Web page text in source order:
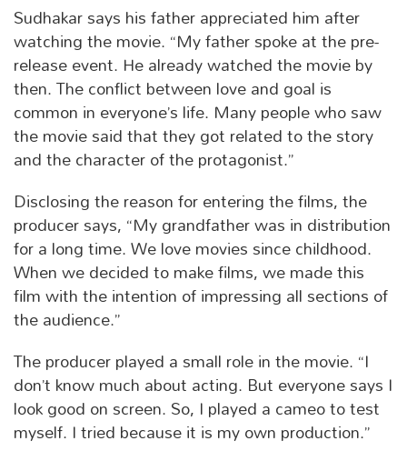
Sudhakar says his father appreciated him after
watching the movie. “My father spoke at the pre-
release event. He already watched the movie by
then. The conflict between love and goal is
common in everyone’s life. Many people who saw
the movie said that they got related to the story
and the character of the protagonist.”
Disclosing the reason for entering the films, the
producer says, “My grandfather was in distribution
for a long time. We love movies since childhood.
When we decided to make films, we made this
film with the intention of impressing all sections of
the audience.”
The producer played a small role in the movie. “I
don’t know much about acting. But everyone says I
look good on screen. So, I played a cameo to test
myself. I tried because it is my own production.”